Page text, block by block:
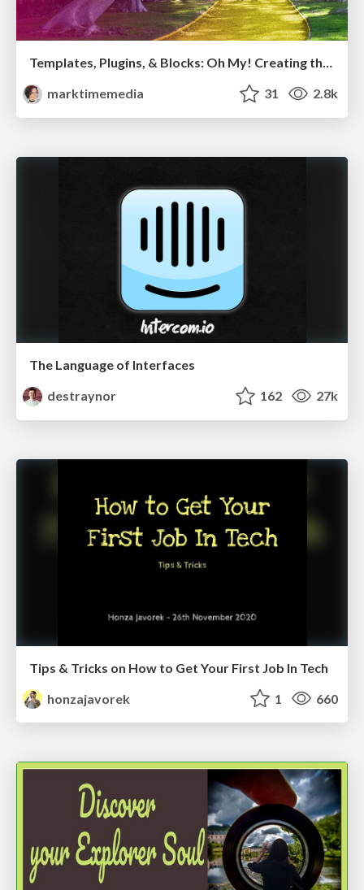
marktimemedia
31 2.8k
The Language of Interfaces
destraynor
162 27k
Tips & Tricks on How to Get Your First Job In Tech
honzajavorek
1 660